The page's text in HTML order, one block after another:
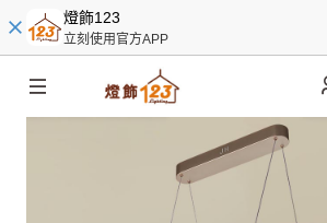
燈飾123
立刻使用官方APP